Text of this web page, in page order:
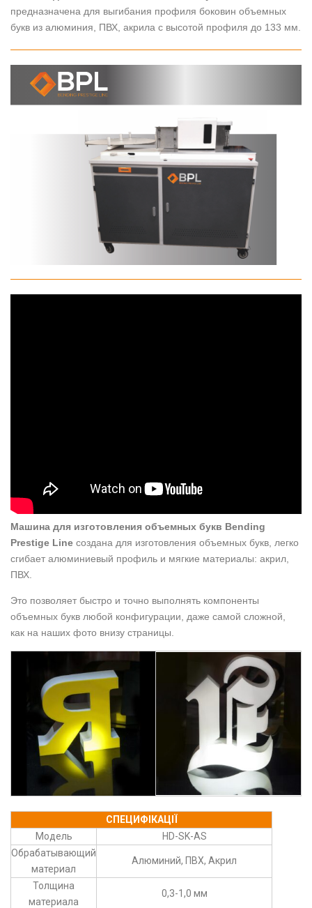
предназначена для выгибания профиля боковин объемных
букв из алюминия, ПВХ, акрила с высотой профиля до 133 мм.
Машина для изготовления объемных букв Bending
Prestige Line создана для изготовления объемных букв, легко
сгибает алюминиевый профиль и мягкие материалы: акрил,
ПВХ.
Это позволяет быстро и точно выполнять компоненты
объемных букв любой конфигурации, даже самой сложной,
как на наших фото внизу страницы.
СПЕЦИФІКАЦІЇ
Модель
HD-SK-AS
Обрабатывающий
материал
Алюминий, ПВХ, Акрил
Толщина
материала
0,3-1,0 мм